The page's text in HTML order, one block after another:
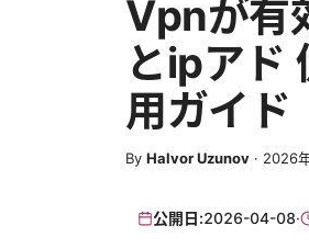
Vpnが有
とipアド
用ガイド
By Halvor Uzunov · 2026
公開日:2026-04-08·